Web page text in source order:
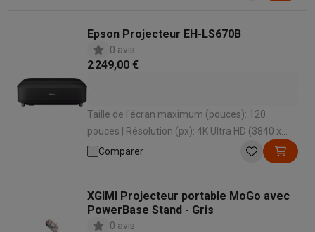
Epson Projecteur EH-LS670B
0 avis
2 249,00 €
Taille de l'écran maximum (pouces): 120
pouces | Résolution (px): 4K Ultra HD (3840 x
2160 px) px | Haut-parleurs intégrés: Oui | HDMI:
Comparer
XGIMI Projecteur portable MoGo avec
PowerBase Stand - Gris
0 avis